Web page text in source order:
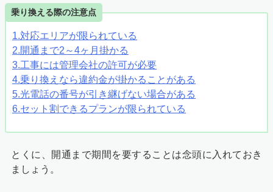
乗り換える際の注意点
1.対応エリアが限られている
2.開通まで2～4ヶ月掛かる
3.工事には管理会社の許可が必要
4.乗り換えなら違約金が掛かることがある
5.光電話の番号が引き継げない場合がある
6.セット割できるプランが限られている
とくに、開通まで期間を要することは念頭に入れておき
ましょう。